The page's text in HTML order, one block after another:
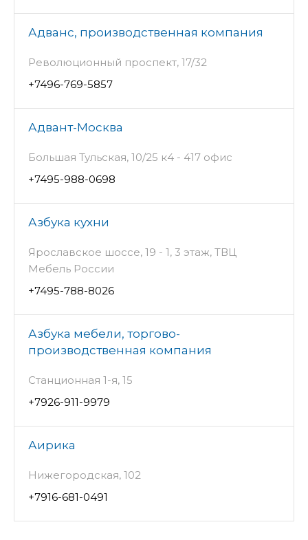
Адванс, производственная компания
Революционный проспект, 17/32
+7496-769-5857
Адвант-Москва
Большая Тульская, 10/25 к4 - 417 офис
+7495-988-0698
Азбука кухни
Ярославское шоссе, 19 - 1, 3 этаж, ТВЦ
Мебель России
+7495-788-8026
Азбука мебели, торгово-
производственная компания
Станционная 1-я, 15
+7926-911-9979
Аирика
Нижегородская, 102
+7916-681-0491